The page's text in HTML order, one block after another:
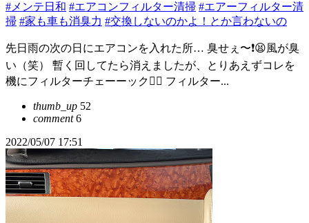
#メンテ日和 #エアコンフィルター清掃 #エアーフィルター清
掃 #家も車も消臭力 #交換しないのかよ！とか言わないの
先日雨の次の日にエアコンを入れた所… 臭せぇ〜❗️😫風が臭
い（笑） 暫く回してたら消えましたが、とりあえずコレを
機にフィルターチェーーック☝🏼 フィルター...
thumb_up 52
comment6
2022/05/07 17:51